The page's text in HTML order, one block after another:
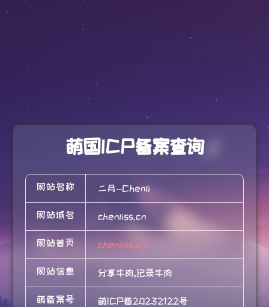
萌国ICP备案查询
网站名称 二月-Chenli
网站域名 chenliss.cn
网站首页 chenliss.cn
网站信息 分享牛肉,记录牛肉
萌备案号 萌ICP备20232122号